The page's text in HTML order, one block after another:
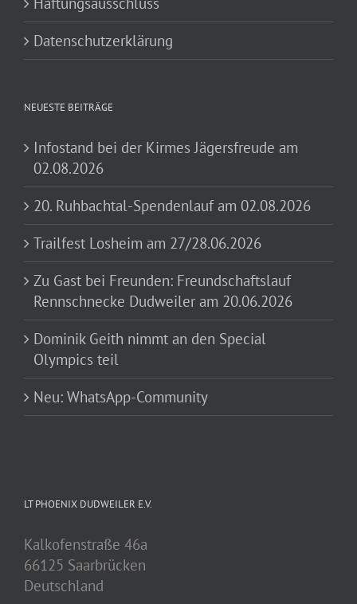
Datenschutzerklärung
NEUESTE BEITRÄGE
Infostand bei der Kirmes Jägersfreude am
02.08.2026
20. Ruhbachtal-Spendenlauf am 02.08.2026
Trailfest Losheim am 27/28.06.2026
Zu Gast bei Freunden: Freundschaftslauf
Rennschnecke Dudweiler am 20.06.2026
Dominik Geith nimmt an den Special
Olympics teil
Neu: WhatsApp-Community
LT PHOENIX DUDWEILER E.V.
Kalkofenstraße 46a
66125 Saarbrücken
Deutschland